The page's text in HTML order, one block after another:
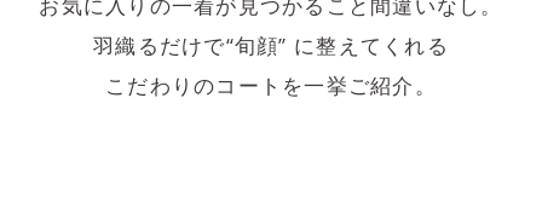
羽織るだけで“旬顔” に整えてくれる
こだわりのコートを一挙ご紹介。